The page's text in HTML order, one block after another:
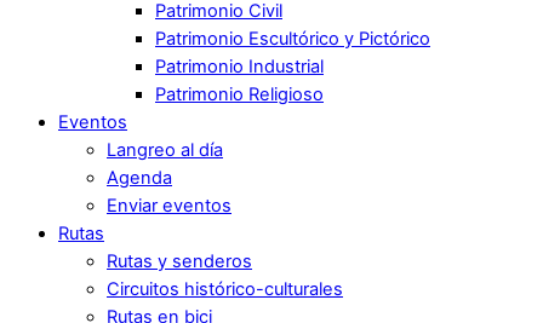
Patrimonio Civil
Patrimonio Escultórico y Pictórico
Patrimonio Industrial
Patrimonio Religioso
Eventos
Langreo al día
Agenda
Enviar eventos
Rutas
Rutas y senderos
Circuitos histórico-culturales
Rutas en bici